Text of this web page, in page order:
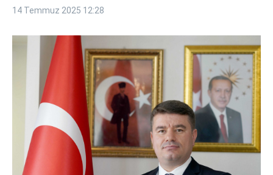
14 Temmuz 2025 12:28